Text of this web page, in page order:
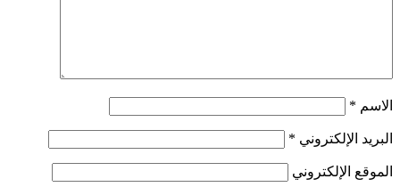
الاسم *
البريد الإلكتروني *
الموقع الإلكتروني